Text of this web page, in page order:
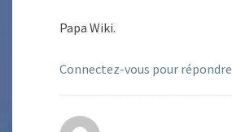
Papa Wiki.
Connectez-vous pour répondre